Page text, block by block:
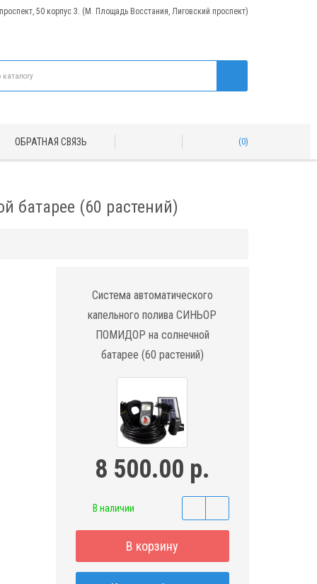
50 корпус 3. (М. Площадь Восстания, Лиговский проспект)
ОБРАТНАЯ СВЯЗЬ 0
батарее (60 растений)
Система автоматического
капельного полива СИНЬОР
ПОМИДОР на солнечной
батарее (60 растений)
8 500.00 р.
В наличии
В корзину